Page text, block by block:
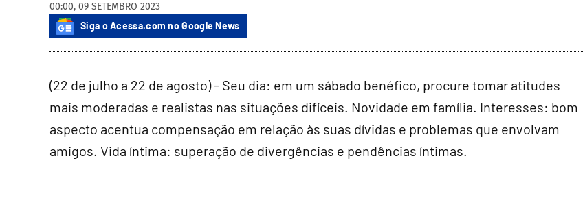
00:00, 09 SETEMBRO 2023
Siga o Acessa.com no Google News
(22 de julho a 22 de agosto) - Seu dia: em um sábado benéfico, procure tomar atitudes
mais moderadas e realistas nas situações difíceis. Novidade em família. Interesses: bom
aspecto acentua compensação em relação às suas dívidas e problemas que envolvam
amigos. Vida íntima: superação de divergências e pendências íntimas.